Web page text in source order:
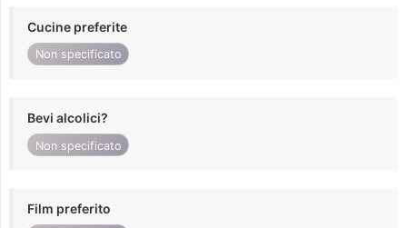
Cucine preferite
Non specificato
Bevi alcolici?
Non specificato
Film preferito